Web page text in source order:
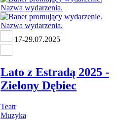
17-29.07.2025
Lato z Estradą 2025 -
Zielony Dębiec
Teatr
Muzyka